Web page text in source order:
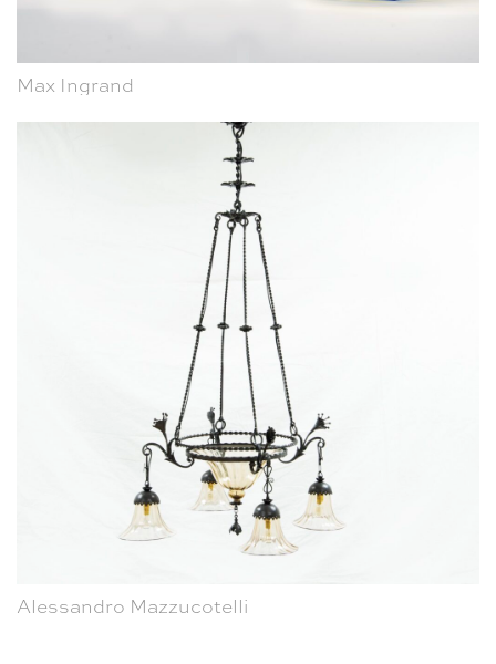
Max Ingrand
Alessandro Mazzucotelli